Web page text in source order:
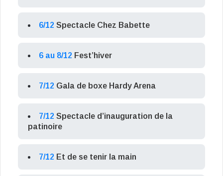
6/12 Spectacle Chez Babette
6 au 8/12 Fest’hiver
7/12 Gala de boxe Hardy Arena
7/12 Spectacle d’inauguration de la
patinoire
7/12 Et de se tenir la main